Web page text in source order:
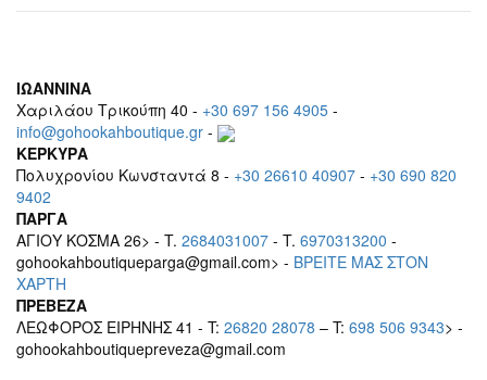
ΙΩΑΝΝΙΝΑ
Χαριλάου Τρικούπη 40 - +30 697 156 4905 -
info@gohookahboutique.gr -
ΚΕΡΚΥΡΑ
Πολυχρονίου Κωνσταντά 8 - +30 26610 40907 - +30 690 820
9402
ΠΑΡΓΑ
ΑΓΙΟΥ ΚΟΣΜΑ 26> - T. 2684031007 - T. 6970313200 -
gohookahboutiqueparga@gmail.com> - BΡEITE MAΣ ΣΤΟΝ
ΧΑΡΤΗ
ΠΡΕΒΕΖΑ
ΛΕΩΦΟΡΟΣ ΕΙΡΗΝΗΣ 41 - T: 26820 28078 – T: 698 506 9343> -
gohookahboutiquepreveza@gmail.com